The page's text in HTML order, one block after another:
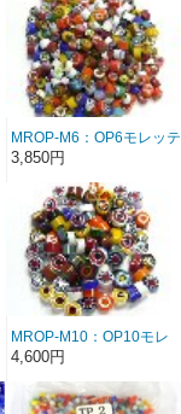
MROP-M6：OP6モレッテ
ィ・ミルフィオリミック
ス オパール6mm OP-6
100g/袋 ＊代理店欠品中
☆弊社在庫僅少
3,850円
MROP-M10：OP10モレ
ッティ・ミルフィオリミ
OP-10 100g/袋 【26/07
改】
4,600円